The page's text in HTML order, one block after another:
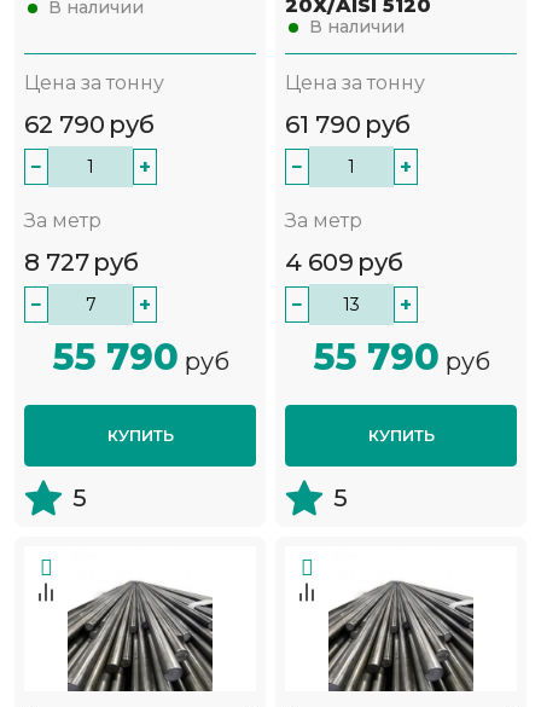
В наличии
Цена за тонну
62 790 руб
− +
За метр
8 727 руб
− +
55 790 руб
КУПИТЬ
5
20Х/AISI 5120
В наличии
Цена за тонну
61 790 руб
− +
За метр
4 609 руб
− +
55 790 руб
КУПИТЬ
5